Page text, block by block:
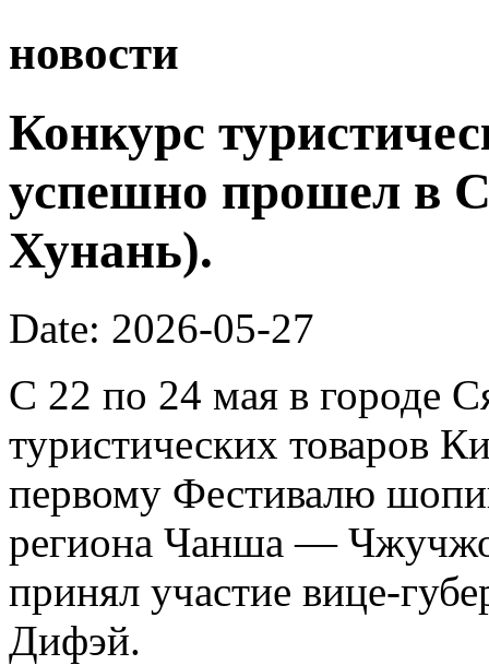
новости
Конкурс
успешно прошел в
Хунань).
Date: 2026-05-27
С 22 по 24 мая в городе
туристических товаров
первому Фестивалю
региона Чанша —
принял участие вице-
Дифэй.